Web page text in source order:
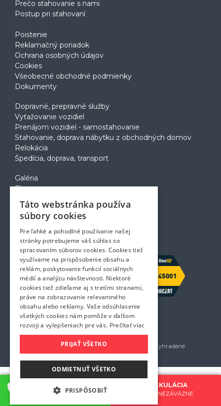
Prečo sťahovanie s nami
Postup pri sťahovaní
Poistenie
Reklamačný poriadok
Ochrana osobných údajov
Cookies
Všeobecné obchodné podmienky
Dokumenty
Dopravné, prepravné služby
Vyťažovanie vozidiel
Prenájom vozidiel - samostahovanie
Sťahovanie, doprava nábytku z obchodných domov
Relokácia
Špedícia, doprava, transport
Galéria
Blog
Voľné pozície
Zapožičanie krabíc
Rady a tipy pri sťahovaní
Prepravný poriadok
Kontakt
Golem services, s.r.o. 2026 - Všetky práva vyhradené
Všetky uvedené ceny sú bez DPH
KONTAKTUJTE NÁS CENOVÁ KALKULÁCIA
BEZPLATNE A NEZÁVÄZNE
Táto webstránka používa
súbory cookies
Pre ľahké a pohodlné používanie našej
stránky potrebujeme váš súhlas so
spracovaním súborov cookies. Cookies tiež
využívame na prispôsobenie obsahu a
reklám, poskytovanie funkcií sociálnych
médií a analýzu návštevnosti. Niektoré
cookies tiež zdieľame aj s tretími stranami,
práve na zobrazovanie relevantného
obsahu alebo reklamy. Vaše odsúhlasenie
všetkých cookies nám pomôže v ďalšom
rozvoji a vylepšeniach pre vás. Prečítať viac
PRIJAŤ VŠETKO
ODMIETNUŤ VŠETKO
PRISPÔSOBIŤ